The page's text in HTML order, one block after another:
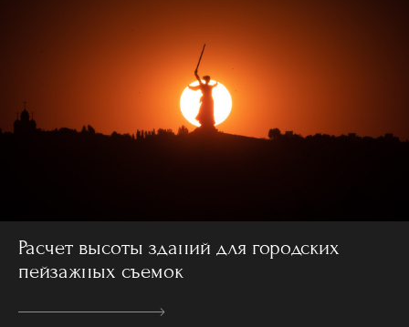
Расчет высоты зданий для городских
пейзажных съемок